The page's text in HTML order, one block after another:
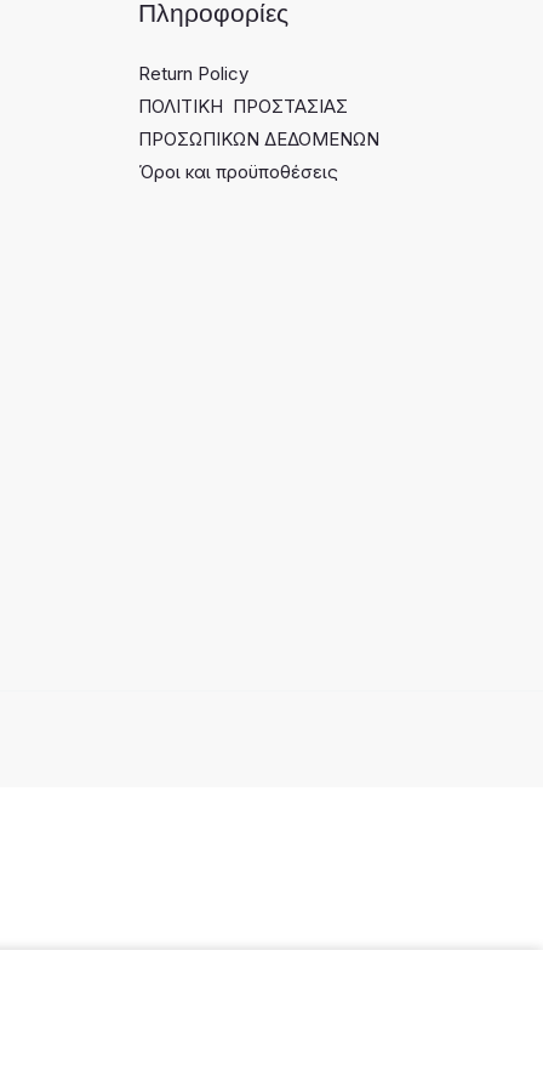
Πληροφορίες
Return Policy
ΠΟΛΙΤΙΚΗ ΠΡΟΣΤΑΣΙΑΣ
ΠΡΟΣΩΠΙΚΩΝ ΔΕΔΟΜΕΝΩΝ
Όροι και προϋποθέσεις